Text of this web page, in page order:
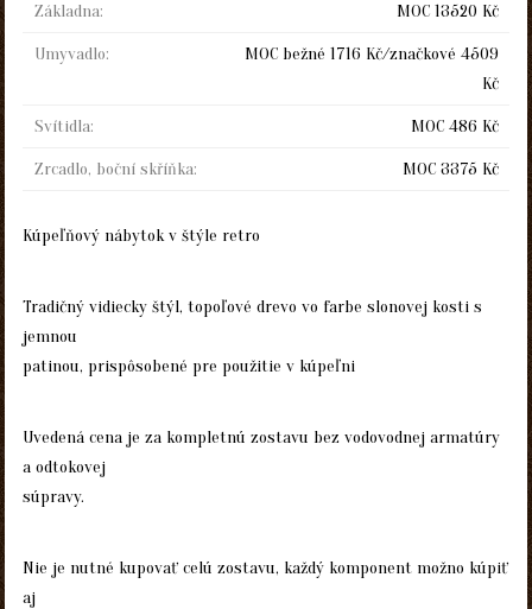
Základna: MOC 13520 Kč
Umyvadlo:
MOC bežné 1716 Kč/značkové 4509
Kč
Svítidla: MOC 486 Kč
Zrcadlo, boční skříňka: MOC 3375 Kč
Kúpeľňový nábytok v štýle retro
Tradičný vidiecky štýl, topoľové drevo vo farbe slonovej kosti s
jemnou
patinou, prispôsobené pre použitie v kúpeľni
Uvedená cena je za kompletnú zostavu bez vodovodnej armatúry
a odtokovej
súpravy.
Nie je nutné kupovať celú zostavu, každý komponent možno kúpiť
aj